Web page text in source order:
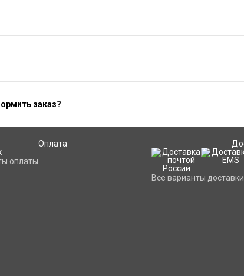
заказ?
Оплата
оплаты
Все варианты доставки